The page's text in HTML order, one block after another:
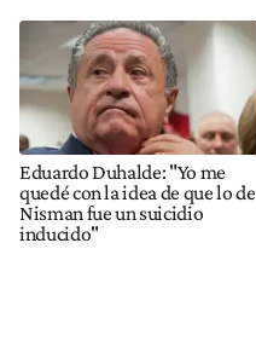
Eduardo Duhalde: "Yo me
quedé con la idea de que lo de
Nisman fue un suicidio
inducido"